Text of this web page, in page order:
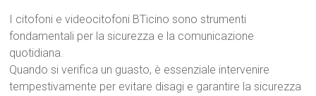
I citofoni e videocitofoni BTicino sono strumenti
fondamentali per la sicurezza e la comunicazione
quotidiana.
Quando si verifica un guasto, è essenziale intervenire
tempestivamente per evitare disagi e garantire la sicurezza